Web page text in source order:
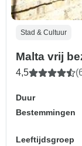
Stad & Cultuur
Malta vrij
4,5
Duur
Bestemmingen
Leeftijdsgroep